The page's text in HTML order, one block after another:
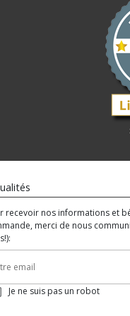
recevoir nos informations et
merci de nous
Je ne suis pas un robot